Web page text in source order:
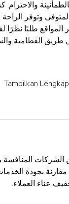
وتوفر الراحة
طلبًا نظرًا
القطامية
Tampilkan Lengkap
الشركات المنافسة
بجودة
عناء العملاء.